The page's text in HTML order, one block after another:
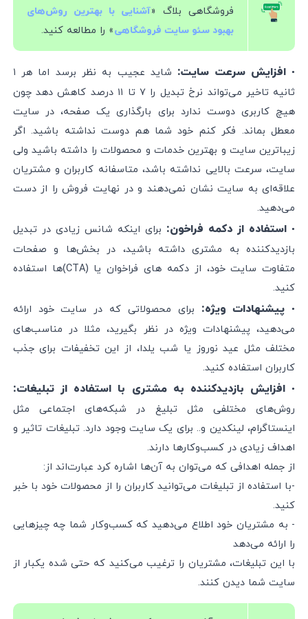
فروشگاهی بلاگ «آشنایی با بهترین روش‌های
بهبود سئو سایت فروشگاهی» را مطالعه کنید.
• افزایش سرعت سایت:
شاید عجیب به نظر برسد اما هر ۱
ثانیه تاخیر می‌تواند نرخ تبدیل را ۷ تا ۱۱ درصد کاهش دهد چون
هیچ کاربری دوست ندارد برای بارگذاری یک صفحه، در سایت
معطل بماند. فکر کنم خود شما هم دوست نداشته باشید. اگر
زیباترین سایت و بهترین خدمات و محصولات را داشته باشید ولی
سایت، سرعت بالایی نداشته باشد، متاسفانه کاربران و مشتریان
علاقه‌ای به سایت نشان نمی‌دهند و در نهایت فروش را از دست
می‌دهید.
• استفاده از دکمه فراخون: برای اینکه شانس زیادی در تبدیل
بازدیدکننده به مشتری داشته باشید، در بخش‌ها و صفحات
متفاوت سایت خود، از دکمه ‌های فراخوان یا (CTA)ها استفاده
کنید.
• پیشنهادات ویژه: برای محصولاتی که در سایت خود ارائه
می‌دهید،‌ پیشنهادات ویژه در نظر بگیرید، مثلا در مناسب‌های
مختلف مثل عید نوروز یا شب یلدا، از این تخفیفات برای جذب
کاربران استفاده کنید.
• افزایش بازدیدکننده به مشتری با استفاده از تبلیغات:
روش‌های مختلفی مثل تبلیغ در شبکه‌های اجتماعی مثل
اینستاگرام، لینکدین و.. برای یک سایت وجود دارد. تبلیغات تاثیر و
اهداف زیادی در کسب‌و‌‌کارها دارند.
از جمله اهدافی که می‌توان به آن‌ها اشاره کرد عبارت‌اند از:
-با استفاده از تبلیغات می‌توانید کاربران را از محصولات خود با خبر
کنید.
- به مشتریان خود اطلاع می‌دهید که کسب‌‌و‌‌کار شما چه چیز‌هایی
را ارائه می‌دهد
با این تبلیغات، مشتریان را ترغیب می‌کنید که حتی شده یکبار از
سایت شما دیدن کنند.